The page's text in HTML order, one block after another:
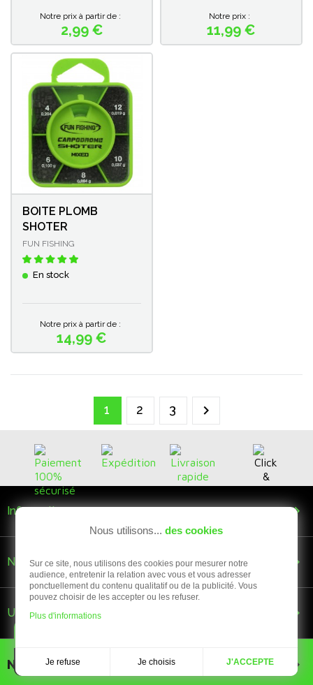
Prix
Notre prix à partir de :
2,99 € Prix
Notre prix :
11,99 €
BOITE PLOMB
SHOTER
FUN FISHING
En stock
Prix
Notre prix à partir de :
14,99 €
1 2 3 
Informations 
Nous suivre 
Une question ? 
Newsletter 
Nous utilisons... des cookies
Sur ce site, nous utilisons des cookies pour mesurer notre
audience, entretenir la relation avec vous et vous adresser
ponctuellement du contenu qualitatif ou de la publicité. Vous
pouvez choisir de les accepter ou les refuser.
Plus d'informations
Je refuse Je choisis J'ACCEPTE